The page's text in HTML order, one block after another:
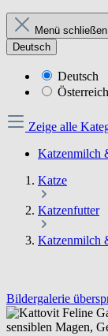
Menü schließen
Deutsch
Deutsch
Österreich
Zeige alle
Katzenmilch
Katze
Katzenfutter
Katzenmilch
Bildergalerie